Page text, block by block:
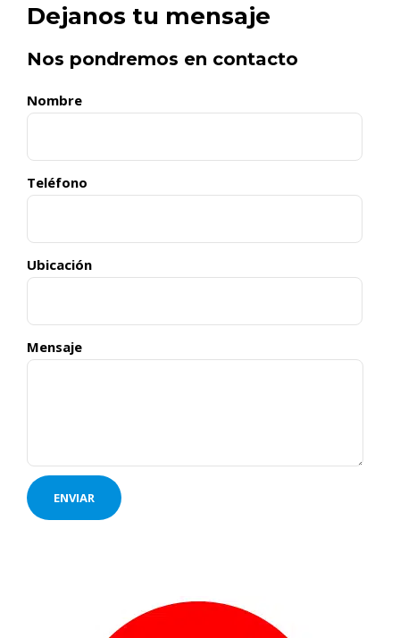
Dejanos tu mensaje
Nos pondremos en contacto
Nombre
Teléfono
Ubicación
Mensaje